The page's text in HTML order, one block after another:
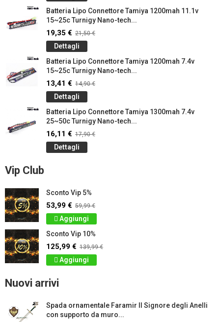
Batteria Lipo Connettore Tamiya 1200mah 11.1v
15~25c Turnigy Nano-tech...
19,35 € 21,50 €
Dettagli
Batteria Lipo Connettore Tamiya 1200mah 7.4v
15~25c Turnigy Nano-tech...
13,41 € 14,90 €
Dettagli
Batteria Lipo Connettore Tamiya 1300mah 7.4v
25~50c Turnigy Nano-tech...
16,11 € 17,90 €
Dettagli
Vip Club
Sconto Vip 5%
53,99 € 59,99 €
Aggiungi
Sconto Vip 10%
125,99 € 139,99 €
Aggiungi
Nuovi arrivi
Spada ornamentale Faramir Il Signore degli Anelli
con supporto da muro...